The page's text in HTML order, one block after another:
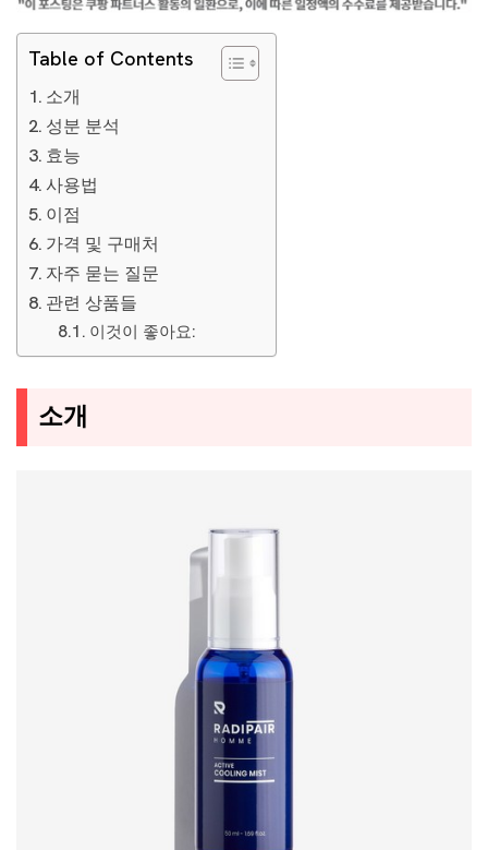
Table of Contents
소개
성분 분석
효능
사용법
이점
가격 및 구매처
자주 묻는 질문
관련 상품들
이것이 좋아요:
소개